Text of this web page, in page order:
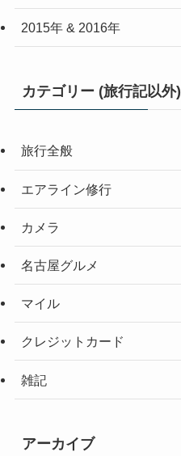
2015年 & 2016年
カテゴリー (旅行記以外)
旅行全般
エアライン修行
カメラ
名古屋グルメ
マイル
クレジットカード
雑記
アーカイブ